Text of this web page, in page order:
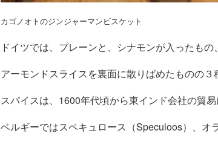
カゴノオトのジンジャーマンビスケット
ドイツでは、プレーンと、シナモンが入ったもの、
アーモンドスライスを裏面に散りばめたものの３
スパイスは、1600年代頃から東インド会社の貿
ベルギーではスペキュロース（Speculoos）、オ